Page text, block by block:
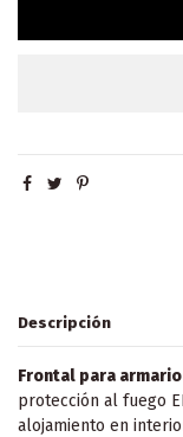
Descripción
Frontal para
protección al fuego
alojamiento en